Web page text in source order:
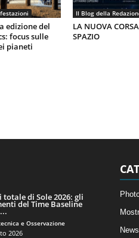
edizione del
focus sulle
pianeti
Il Blog della
LA NUOVA
SPAZIO
totale di Sole 2026: gli
del Time Baseline
e Osservazione
2026